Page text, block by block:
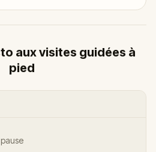
aux visites guidées à
pied